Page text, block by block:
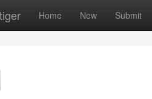
Home New Submit